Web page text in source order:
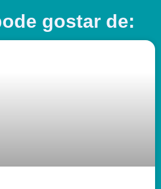
gostar de: